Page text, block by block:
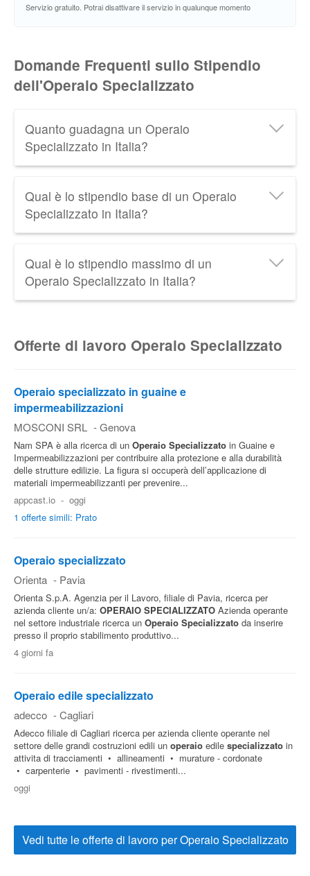
Servizio gratuito. Potrai disattivare il servizio in qualunque momento
Domande Frequenti sullo Stipendio
dell'Operaio Specializzato
Quanto guadagna un Operaio
Specializzato in Italia?
media1.550 € netti al mese, cioè circa28.500 €
lordi all'anno. Scopri tutti i dati relativi allo
dell'Operaio Specializzatoaggiornati al 2026.
Qual è lo stipendio base di un Operaio
Specializzato in Italia?
Italia è di circa1.100 € netti al mese.
Qual è lo stipendio massimo di un
Operaio Specializzato in Italia?
Offerte di lavoro Operaio Specializzato
Operaio specializzato in guaine e
impermeabilizzazioni
MOSCONI SRL - Genova
Nam SPA è alla ricerca di un Operaio Specializzato in Guaine e
Impermeabilizzazioni per contribuire alla protezione e alla durabilità
delle strutture edilizie. La figura si occuperà dell’applicazione di
materiali impermeabilizzanti per prevenire...
appcast.io - oggi
1 offerte simili: Prato
Operaio specializzato
Orienta - Pavia
Orienta S.p.A. Agenzia per il Lavoro, filiale di Pavia, ricerca per
azienda cliente un/a: OPERAIO SPECIALIZZATO Azienda operante
nel settore industriale ricerca un Operaio Specializzato da inserire
presso il proprio stabilimento produttivo...
4 giorni fa
Operaio edile specializzato
adecco - Cagliari
Adecco filiale di Cagliari ricerca per azienda cliente operante nel
settore delle grandi costruzioni edili un operaio edile specializzato in
attivita di tracciamenti • allineamenti • murature - cordonate
• carpenterie • pavimenti - rivestimenti...
oggi
Vedi tutte le offerte di lavoro per Operaio Specializzato